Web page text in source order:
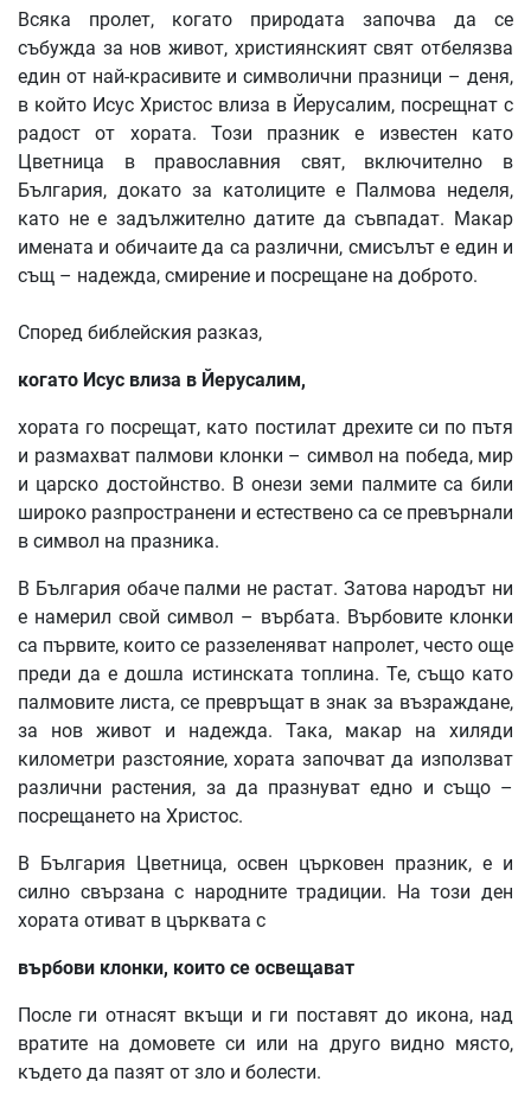
Всяка пролет, когато природата започва да се
събужда за нов живот, християнският свят отбелязва
един от най-красивите и символични празници – деня,
в който Исус Христос влиза в Йерусалим, посрещнат с
радост от хората. Този празник е известен като
Цветница в православния свят, включително в
България, докато за католиците е Палмова неделя,
като не е задължително датите да съвпадат. Макар
имената и обичаите да са различни, смисълът е един и
същ – надежда, смирение и посрещане на доброто.
Според библейския разказ,
когато Исус влиза в Йерусалим,
хората го посрещат, като постилат дрехите си по пътя
и размахват палмови клонки – символ на победа, мир
и царско достойнство. В онези земи палмите са били
широко разпространени и естествено са се превърнали
в символ на празника.
В България обаче палми не растат. Затова народът ни
е намерил свой символ – върбата. Върбовите клонки
са първите, които се раззеленяват напролет, често още
преди да е дошла истинската топлина. Те, също като
палмовите листа, се превръщат в знак за възраждане,
за нов живот и надежда. Така, макар на хиляди
километри разстояние, хората започват да използват
различни растения, за да празнуват едно и също –
посрещането на Христос.
В България Цветница, освен църковен празник, е и
силно свързана с народните традиции. На този ден
хората отиват в църквата с
върбови клонки, които се освещават
После ги отнасят вкъщи и ги поставят до икона, над
вратите на домовете си или на друго видно място,
където да пазят от зло и болести.